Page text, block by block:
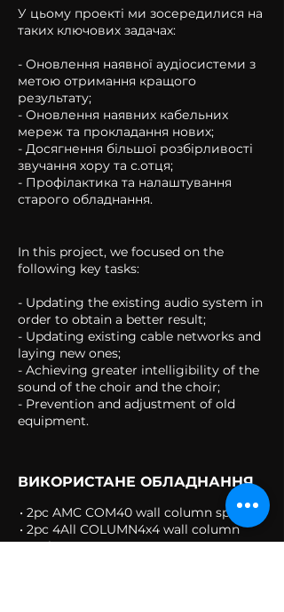
У цьому проекті ми зосередилися на
таких ключових задачах:
- Оновлення наявної аудіосистеми з
метою отримання кращого
результату;
- Оновлення наявних кабельних
мереж та прокладання нових;
- Досягнення більшої розбірливості
звучання хору та с.отця;
- Профілактика та налаштування
старого обладнання.
In this project, we focused on the
following key tasks:
- Updating the existing audio system in
order to obtain a better result;
- Updating existing cable networks and
laying new ones;
- Achieving greater intelligibility of the
sound of the choir and the choir;
- Prevention and adjustment of old
equipment.
ВИКОРИСТАНЕ ОБЛАДНАННЯ
• 2pc AMC COM40 wall column speaker
• 2pc 4All COLUMN4x4 wall column
speaker